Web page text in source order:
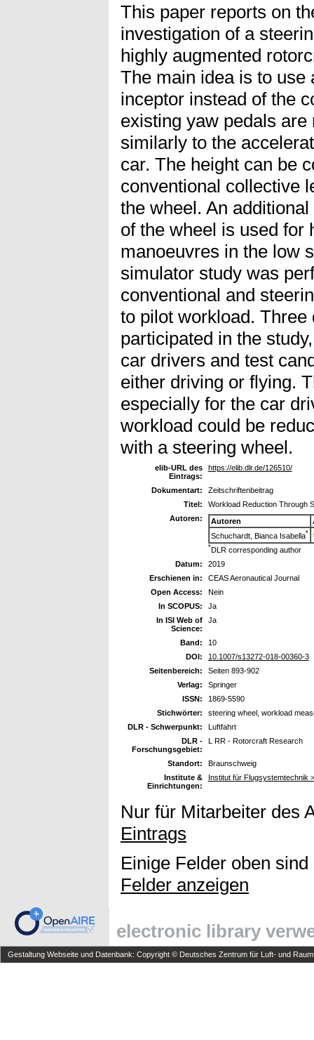
This paper reports on
investigation of a
highly augmented
The main idea is to
inceptor instead of the
existing yaw pedals
similarly to the
car. The height can be
conventional collective
the wheel. An
of the wheel is used for
manoeuvres in the low
simulator study was
conventional and
to pilot workload.
participated in the
car drivers and test
either driving or flying.
especially for the car
workload could be
with a steering wheel.
elib-URL des
Eintrags:
https://elib.dlr.de/126510/
Dokumentart:
Zeitschriftenbeitrag
Titel:
Workload Reduction Through
Autoren:
Autoren
Schuchardt, Bianca Isabella*
*DLR corresponding author
Datum:
2019
Erschienen in:
CEAS Aeronautical Journal
Open Access:
Nein
In SCOPUS:
Ja
In ISI Web of
Science:
Ja
Band:
10
DOI:
10.1007/s13272-018-00360-3
Seitenbereich:
Seiten 893-902
Verlag:
Springer
ISSN:
1869-5590
Stichwörter:
steering wheel, workload
DLR - Schwerpunkt:
Luftfahrt
DLR -
Forschungsgebiet:
L RR - Rotorcraft Research
Standort:
Braunschweig
Institute &
Einrichtungen:
Institut für Flugsystemtechnik
Nur für Mitarbeiter des
Eintrags
Einige Felder oben
Felder anzeigen
electronic library
Gestaltung Webseite und Datenbank: Copyright © Deutsches Zentrum für Luft- und